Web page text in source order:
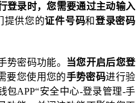
登录时，您需要通过主动输入
提供您的证件号码和登录密码
势密码功能。
当您开启后您登
要您使用您的手势密码进行验
包APP“安全中心-登录管理-手